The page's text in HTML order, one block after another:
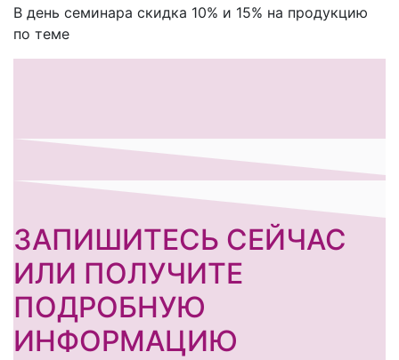
В день семинара скидка 10% и 15% на продукцию
по теме
ЗАПИШИТЕСЬ СЕЙЧАС
ИЛИ ПОЛУЧИТЕ
ПОДРОБНУЮ
ИНФОРМАЦИЮ